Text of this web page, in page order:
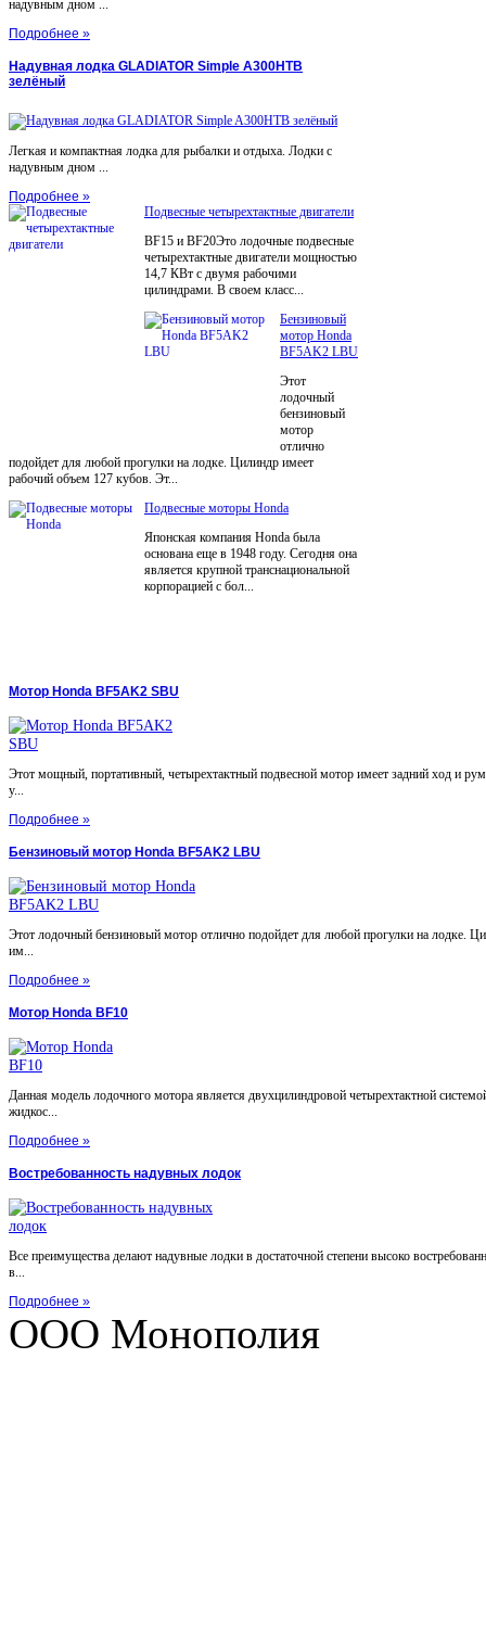
надувным дном ...
Подробнее »
Надувная лодка GLADIATOR Simple A300НТВ
зелёный
Легкая и компактная лодка для рыбалки и отдыха. Лодки с
надувным дном ...
Подробнее »
Подвесные четырехтактные двигатели
BF15 и BF20Это лодочные подвесные
четырехтактные двигатели мощностью
14,7 КВт с двумя рабочими
цилиндрами. В своем класс...
Бензиновый
мотор Honda
BF5AK2 LBU
Этот
лодочный
бензиновый
мотор
отлично
подойдет для любой прогулки на лодке. Цилиндр имеет
рабочий объем 127 кубов. Эт...
Подвесные моторы Honda
Японская компания Honda была
основана еще в 1948 году. Сегодня она
является крупной транснациональной
корпорацией с бол...
Мотор Honda BF5AK2 SBU
Этот мощный, портативный, четырехтактный подвесной мотор имеет задний ход и
у...
Подробнее »
Бензиновый мотор Honda BF5AK2 LBU
Этот лодочный бензиновый мотор отлично подойдет для любой прогулки на лодке.
им...
Подробнее »
Мотор Honda BF10
Данная модель лодочного мотора является двухцилиндровой четырехтактной
жидкос...
Подробнее »
Востребованность надувных лодок
Все преимущества делают надувные лодки в достаточной степени высоко
в...
Подробнее »
ООО Монополия